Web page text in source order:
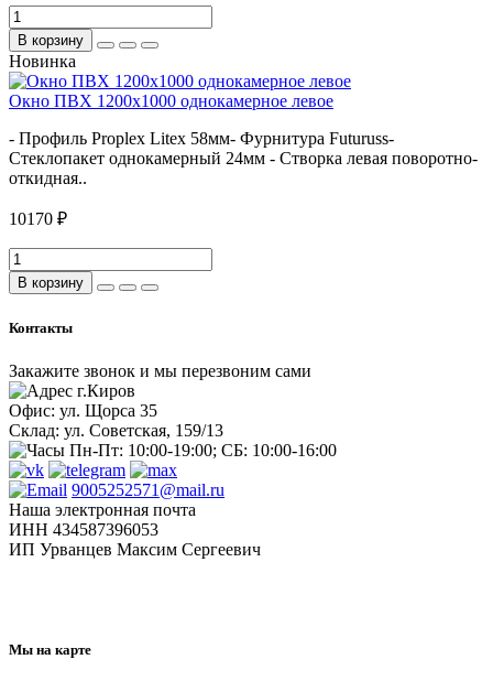
В корзину
Новинка
Окно ПВХ 1200х1000 однокамерное левое
- Профиль Proplex Litex 58мм- Фурнитура Futuruss-
Стеклопакет однокамерный 24мм - Створка левая поворотно-
откидная..
10170 ₽
В корзину
Контакты
Закажите звонок и мы перезвоним сами
г.Киров
Офис: ул. Щорса 35
Склад: ул. Советская, 159/13
Пн-Пт: 10:00-19:00; СБ: 10:00-16:00
9005252571@mail.ru
Наша электронная почта
ИНН 434587396053
ИП Урванцев Максим Сергеевич
Мы на карте